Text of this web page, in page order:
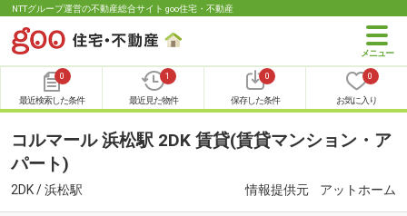
NTTグループ運営の不動産総合サイト goo住宅・不動産
0
最近検索した条件
1
最近見た物件
0
保存した条件
0
お気に入り
コルマール 浜松駅 2DK 賃貸(賃貸マンション・ア
パート)
2DK / 浜松駅 情報提供元 アットホーム